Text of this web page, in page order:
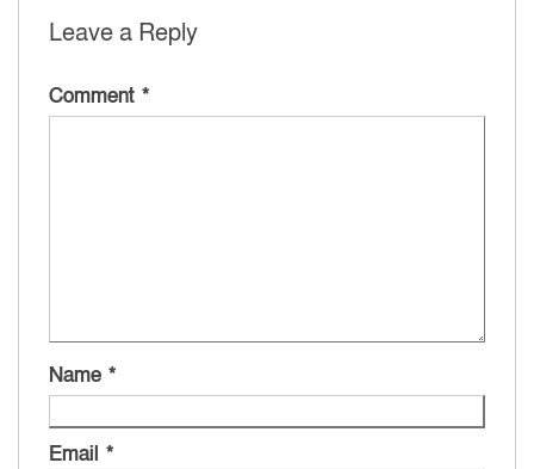
Leave a Reply
Comment *
Name *
Email *